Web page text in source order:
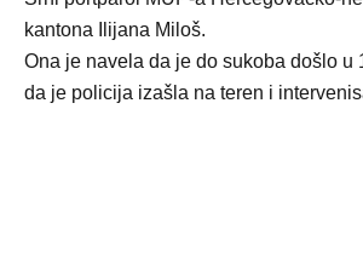
kantona Ilijana Miloš.
Ona je navela da je do sukoba došlo u
da je policija izašla na teren i